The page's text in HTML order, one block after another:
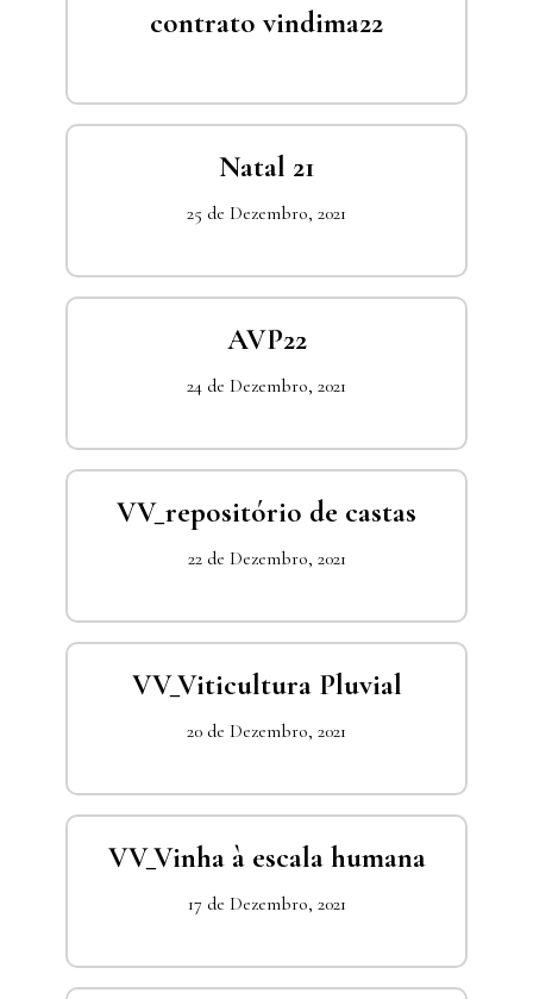
contrato vindima22
Natal 21
25 de Dezembro, 2021
AVP22
24 de Dezembro, 2021
VV_repositório de castas
22 de Dezembro, 2021
VV_Viticultura Pluvial
20 de Dezembro, 2021
VV_Vinha à escala humana
17 de Dezembro, 2021